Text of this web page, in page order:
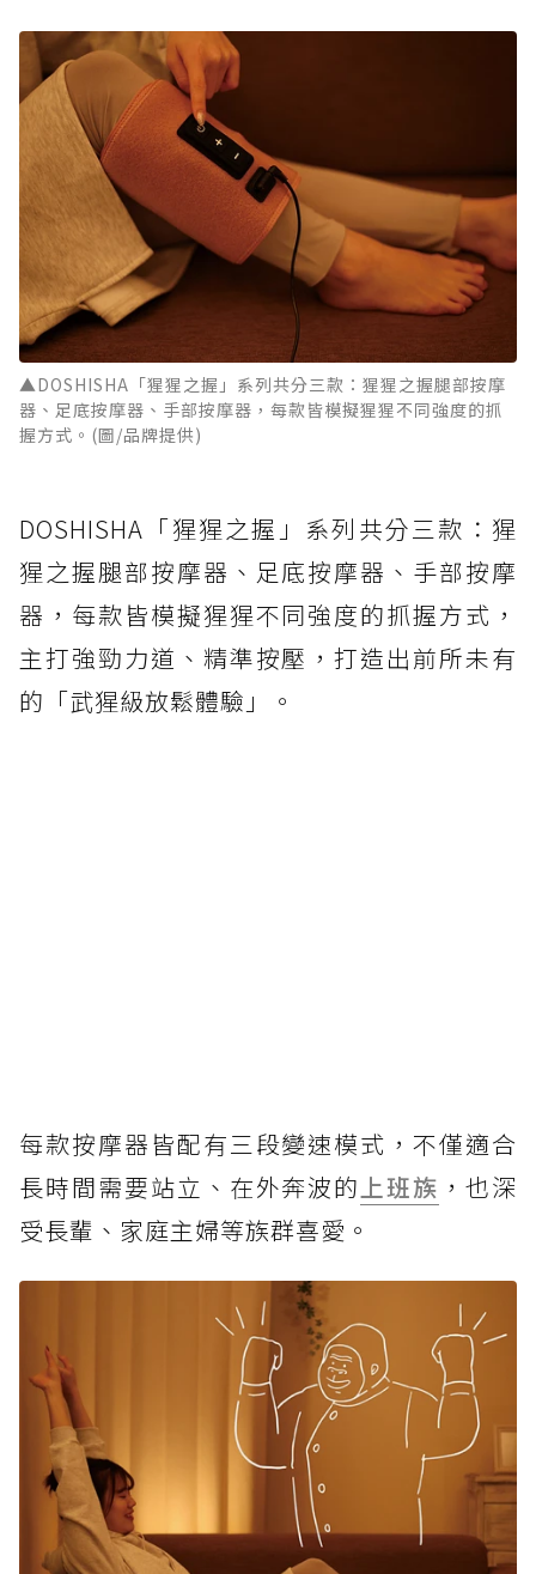
▲DOSHISHA「猩猩之握」系列共分三款：猩猩之握腿部按摩
器、足底按摩器、手部按摩器，每款皆模擬猩猩不同強度的抓
握方式。(圖/品牌提供)
DOSHISHA「猩猩之握」系列共分三款：猩
猩之握腿部按摩器、足底按摩器、手部按摩
器，每款皆模擬猩猩不同強度的抓握方式，
主打強勁力道、精準按壓，打造出前所未有
的「武猩級放鬆體驗」。
每款按摩器皆配有三段變速模式，不僅適合
長時間需要站立、在外奔波的上班族 ，也深
受長輩、家庭主婦等族群喜愛。